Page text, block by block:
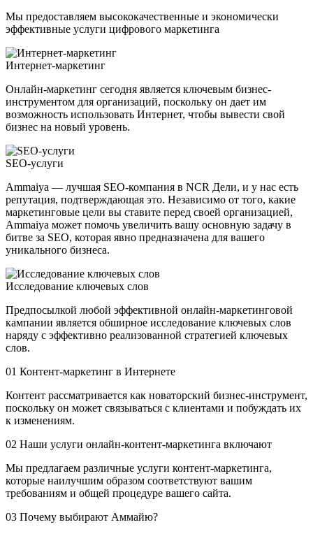
Мы предоставляем высококачественные и экономически
эффективные услуги цифрового маркетинга
Интернет-маркетинг
Онлайн-маркетинг сегодня является ключевым бизнес-
инструментом для организаций, поскольку он дает им
возможность использовать Интернет, чтобы вывести свой
бизнес на новый уровень.
SEO-услуги
Ammaiya — лучшая SEO-компания в NCR Дели, и у нас есть
репутация, подтверждающая это. Независимо от того, какие
маркетинговые цели вы ставите перед своей организацией,
Ammaiya может помочь увеличить вашу основную задачу в
битве за SEO, которая явно предназначена для вашего
уникального бизнеса.
Исследование ключевых слов
Предпосылкой любой эффективной онлайн-маркетинговой
кампании является обширное исследование ключевых слов
наряду с эффективно реализованной стратегией ключевых
слов.
01 Контент-маркетинг в Интернете
Контент рассматривается как новаторский бизнес-инструмент,
поскольку он может связываться с клиентами и побуждать их
к изменениям.
02 Наши услуги онлайн-контент-маркетинга включают
Мы предлагаем различные услуги контент-маркетинга,
которые наилучшим образом соответствуют вашим
требованиям и общей процедуре вашего сайта.
03 Почему выбирают Аммайю?